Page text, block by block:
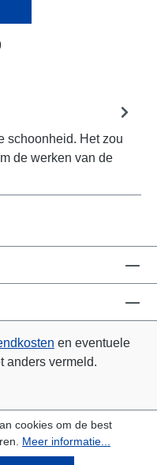
schoonheid. Het zou
de werken van de
en eventuele
anders vermeld.
cookies om de best
Meer informatie...